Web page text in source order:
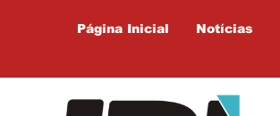
Página Inicial Notícias